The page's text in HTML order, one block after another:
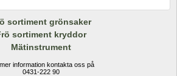
sortiment grönsaker
sortiment kryddor
Mätinstrument
information kontakta oss på
0431-222 90